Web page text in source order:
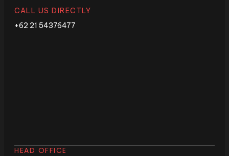
CALL US DIRECTLY
+62 21 54376477
HEAD OFFICE